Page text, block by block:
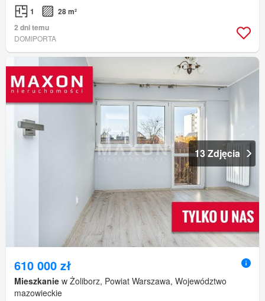
1
28 m²
2 dni temu
DOMIPORTA
13 Zdjęcia
610 000 zł
Mieszkanie w Żoliborz, Powiat Warszawa, Województwo
mazowieckie